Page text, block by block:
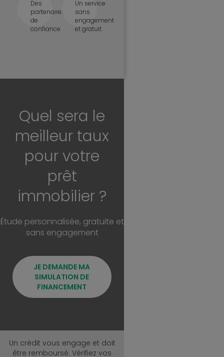
Des
partenaires
de
confiance
Un service
sans
engagement
et gratuit
Quel sera le
meilleur taux
pour votre
prêt
immobilier ?
Étude personnalisée, gratuite et
sans engagement
JE DEMANDE MA
SIMULATION DE
FINANCEMENT
Un crédit vous engage et doit
être remboursé. Vérifiez vos